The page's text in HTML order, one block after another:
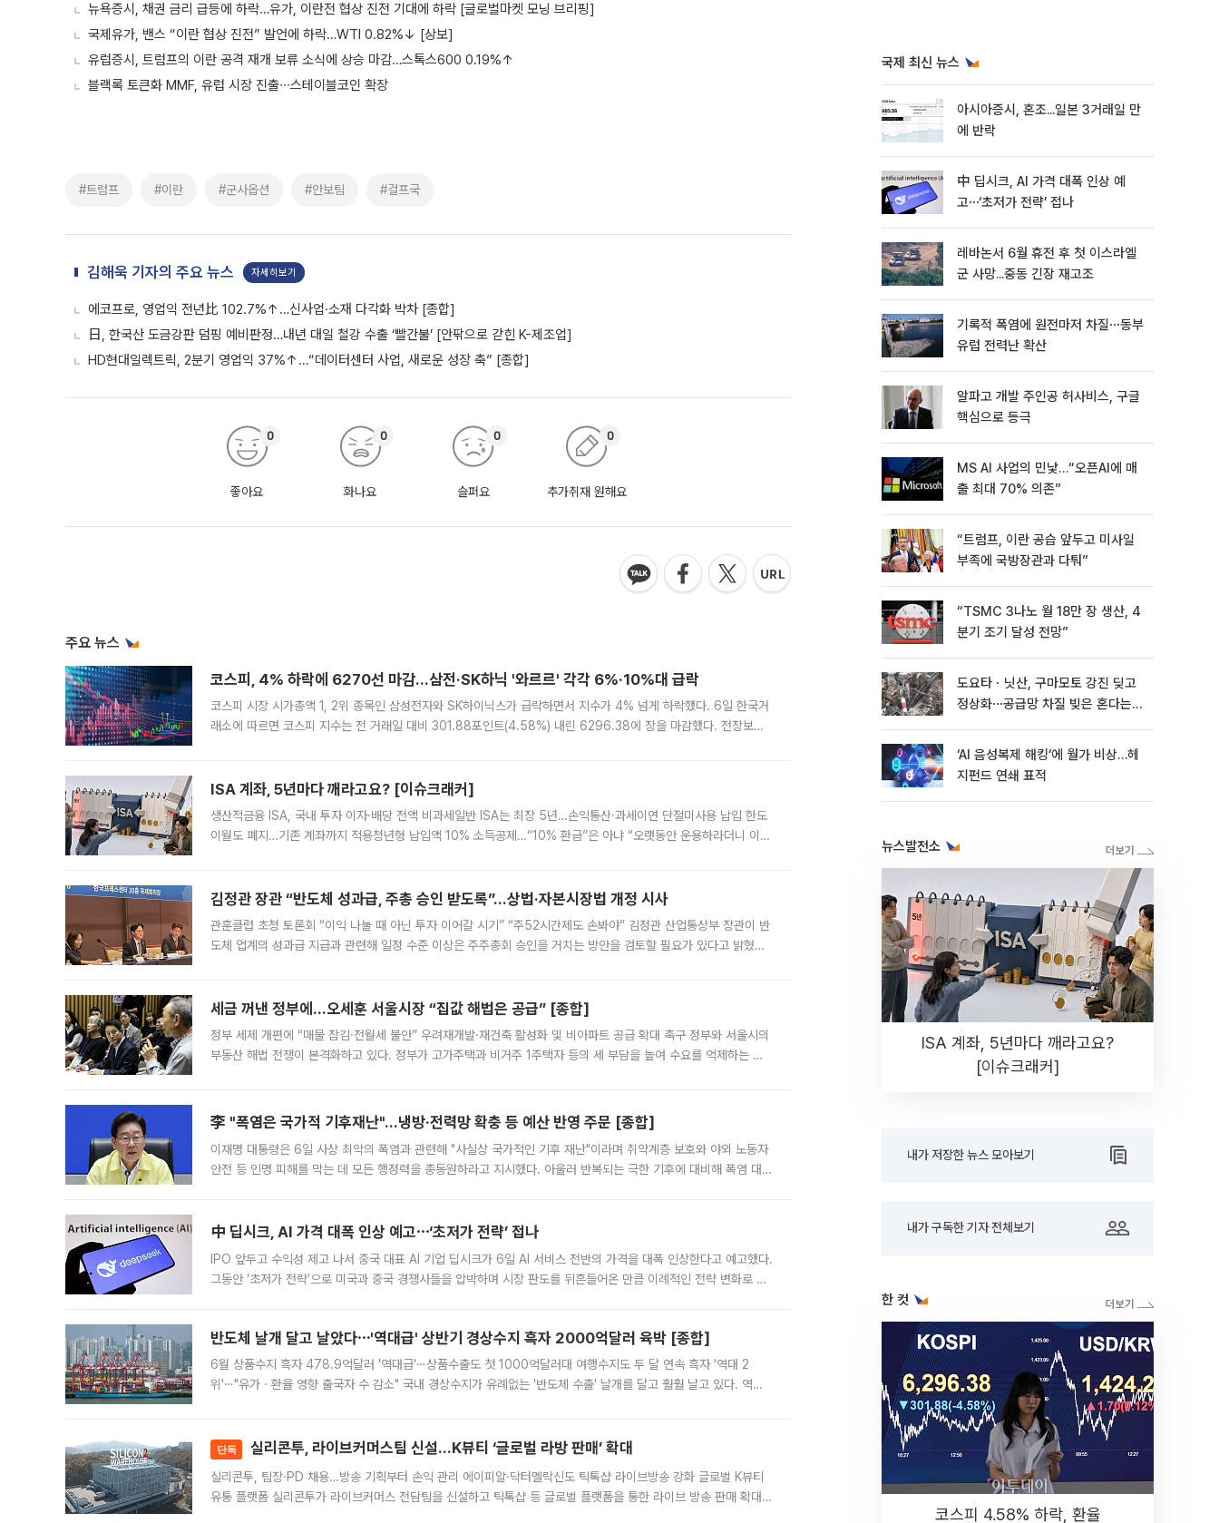
뉴욕증시, 채권 금리 급등에 하락…유가, 이란전 협상 진전 기대에 하락 [글로벌마켓 모닝 브리핑]
국제유가, 밴스 “이란 협상 진전” 발언에 하락…WTI 0.82%↓ [상보]
유럽증시, 트럼프의 이란 공격 재개 보류 소식에 상승 마감…스톡스600 0.19%↑
블랙록 토큰화 MMF, 유럽 시장 진출∙∙∙스테이블코인 확장
#트럼프 #이란 #군사옵션 #안보팀 #걸프국
김해욱 기자의 주요 뉴스 자세히보기
에코프로, 영업익 전년比 102.7%↑…신사업·소재 다각화 박차 [종합]
日, 한국산 도금강판 덤핑 예비판정…내년 대일 철강 수출 ‘빨간불’ [안팎으로 갇힌 K-제조업]
HD현대일렉트릭, 2분기 영업익 37%↑…“데이터센터 사업, 새로운 성장 축” [종합]
좋아요
0
화나요
0
슬퍼요
0
추가취재 원해요
0
주요 뉴스
코스피, 4% 하락에 6270선 마감…삼전·SK하닉 '와르르' 각각 6%·10%대 급락
코스피 시장 시가총액 1, 2위 종목인 삼성전자와 SK하이닉스가 급락하면서 지수가 4% 넘게 하락했다. 6일 한국거
래소에 따르면 코스피 지수는 전 거래일 대비 301.88포인트(4.58%) 내린 6296.38에 장을 마감했다. 전장보다
ISA 계좌, 5년마다 깨라고요? [이슈크래커]
생산적금융 ISA, 국내 투자 이자·배당 전액 비과세일반 ISA는 최장 5년…손익통산·과세이연 단절미사용 납입 한도
이월도 폐지…기존 계좌까지 적용청년형 납입액 10% 소득공제…“10% 환급”은 아냐 “오랫동안 운용하라더니 이제
김정관 장관 “반도체 성과급, 주총 승인 받도록”…상법·자본시장법 개정 시사
관훈클럽 초청 토론회 “이익 나눌 때 아닌 투자 이어갈 시기” “주52시간제도 손봐야” 김정관 산업통상부 장관이 반
도체 업계의 성과급 지급과 관련해 일정 수준 이상은 주주총회 승인을 거치는 방안을 검토할 필요가 있다고 밝혔다.
세금 꺼낸 정부에…오세훈 서울시장 “집값 해법은 공급” [종합]
정부 세제 개편에 “매물 잠김·전월세 불안” 우려재개발·재건축 활성화 및 비아파트 공급 확대 촉구 정부와 서울시의
부동산 해법 전쟁이 본격화하고 있다. 정부가 고가주택과 비거주 1주택자 등의 세 부담을 높여 수요를 억제하는 카
李 "폭염은 국가적 기후재난"…냉방·전력망 확충 등 예산 반영 주문 [종합]
이재명 대통령은 6일 사상 최악의 폭염과 관련해 "사실상 국가적인 기후 재난"이라며 취약계층 보호와 야외 노동자
안전 등 인명 피해를 막는 데 모든 행정력을 총동원하라고 지시했다. 아울러 반복되는 극한 기후에 대비해 폭염 대응
中 딥시크, AI 가격 대폭 인상 예고⋯‘초저가 전략’ 접나
IPO 앞두고 수익성 제고 나서 중국 대표 AI 기업 딥시크가 6일 AI 서비스 전반의 가격을 대폭 인상한다고 예고했다.
그동안 ‘초저가 전략’으로 미국과 중국 경쟁사들을 압박하며 시장 판도를 뒤흔들어온 만큼 이례적인 전략 변화로 평
반도체 날개 달고 날았다⋯'역대급' 상반기 경상수지 흑자 2000억달러 육박 [종합]
6월 상품수지 흑자 478.9억달러 '역대급'⋯상품수출도 첫 1000억달러대 여행수지도 두 달 연속 흑자 '역대 2
위'⋯"유가ㆍ환율 영향 출국자 수 감소" 국내 경상수지가 유례없는 '반도체 수출' 날개를 달고 훨훨 날고 있다. 역대
단독 실리콘투, 라이브커머스팀 신설…K뷰티 ‘글로벌 라방 판매’ 확대
실리콘투, 팀장·PD 채용…방송 기획부터 손익 관리 에이피알·닥터멜락신도 틱톡샵 라이브방송 강화 글로벌 K뷰티
유통 플랫폼 실리콘투가 라이브커머스 전담팀을 신설하고 틱톡샵 등 글로벌 플랫폼을 통한 라이브 방송 판매 확대에
국제 최신 뉴스
아시아증시, 혼조...일본 3거래일 만
에 반락
中 딥시크, AI 가격 대폭 인상 예
고⋯‘초저가 전략’ 접나
레바논서 6월 휴전 후 첫 이스라엘
군 사망...중동 긴장 재고조
기록적 폭염에 원전마저 차질⋯동부
유럽 전력난 확산
알파고 개발 주인공 허사비스, 구글
핵심으로 등극
MS AI 사업의 민낯…“오픈AI에 매
출 최대 70% 의존”
“트럼프, 이란 공습 앞두고 미사일
부족에 국방장관과 다퉈”
“TSMC 3나노 월 18만 장 생산, 4
분기 조기 달성 전망”
도요타ㆍ닛산, 구마모토 강진 딪고
정상화⋯공급망 차질 빚은 혼다는
‘AI 음성복제 해킹‘에 월가 비상…헤
지펀드 연쇄 표적
뉴스발전소
ISA 계좌, 5년마다 깨라고요?
[이슈크래커]
내가 저장한 뉴스 모아보기
내가 구독한 기자 전체보기
한 컷
코스피 4.58% 하락, 환율